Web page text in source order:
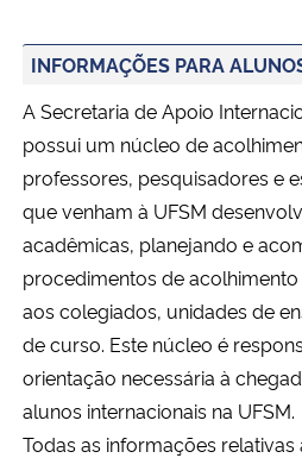
INFORMAÇÕES PARA
A Secretaria de Apoio
possui um núcleo de
professores, pesquisadores e
que venham à UFSM
acadêmicas, planejando e
procedimentos de
aos colegiados, unidades de
de curso. Este núcleo é
orientação necessária à
alunos internacionais na UFSM.
Todas as informações relativas